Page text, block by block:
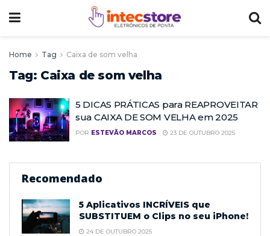
Home Tag Caixa de som velha
Tag: Caixa de som velha
5 DICAS PRÁTICAS para REAPROVEITAR
sua CAIXA DE SOM VELHA em 2025
POR ESTEVÃO MARCOS 23 DE OUTUBRO 2025
Recomendado
5 Aplicativos INCRÍVEIS que
SUBSTITUEM o Clips no seu iPhone!
24 DE OUTUBRO 2025